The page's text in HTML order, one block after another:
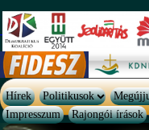
Hírek Politikusok
Impresszum
Rajongói írások